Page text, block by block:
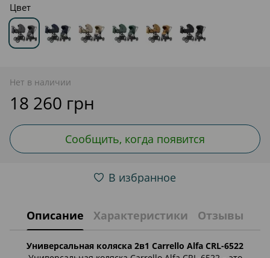
Цвет
Нет в наличии
18 260 грн
Сообщить, когда появится
В избранное
Описание Характеристики Отзывы
Универсальная коляска 2в1 Carrello Alfa CRL-6522